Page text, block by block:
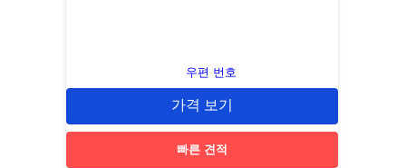
우편 번호
가격 보기
빠른 견적